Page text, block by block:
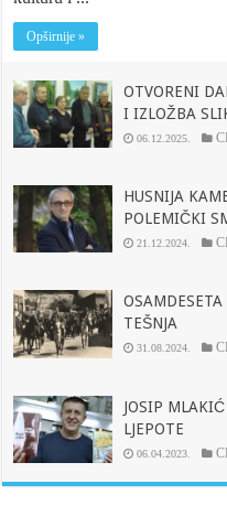
Opširnije »
OTVORENI
I IZLOŽBA
06.12.2025.
HUSNIJA
POLEMIČKI
21.12.2024.
TEŠNJA
31.08.2024.
JOSIP
LJEPOTE
06.04.2023.